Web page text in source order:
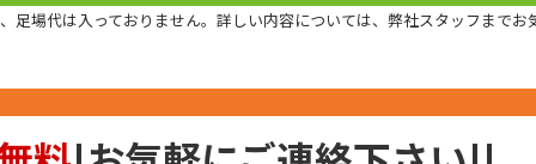
場代は入っておりません。詳しい内容については、弊社スタッフまでお